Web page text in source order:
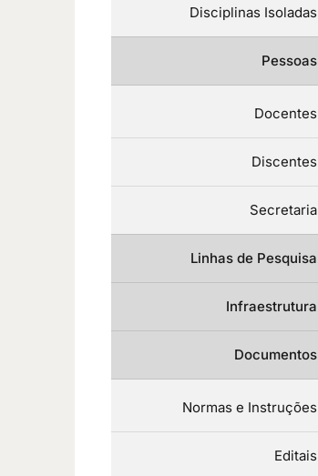
Disciplinas Isoladas
Pessoas
Docentes
Discentes
Secretaria
Linhas de Pesquisa
Infraestrutura
Documentos
Normas e Instruções
Editais